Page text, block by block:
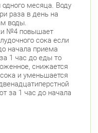
одного месяца. Воду
раза в день на
воды.
№4 повышает
сока если
начала приема
1 час до еды то
снижается
и уменьшается
за 1 час до начала